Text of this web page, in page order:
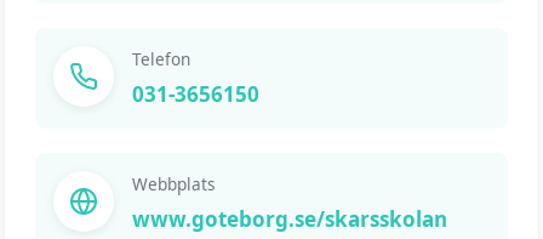
Telefon
031-3656150
Webbplats
www.goteborg.se/skarsskolan